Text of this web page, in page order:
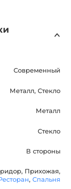
можно
AnzAzo. Мы
и
ему
не только
временем и
Современный
Металл, Стекло
Металл
Стекло
В стороны
Прихожая,
, Спальня